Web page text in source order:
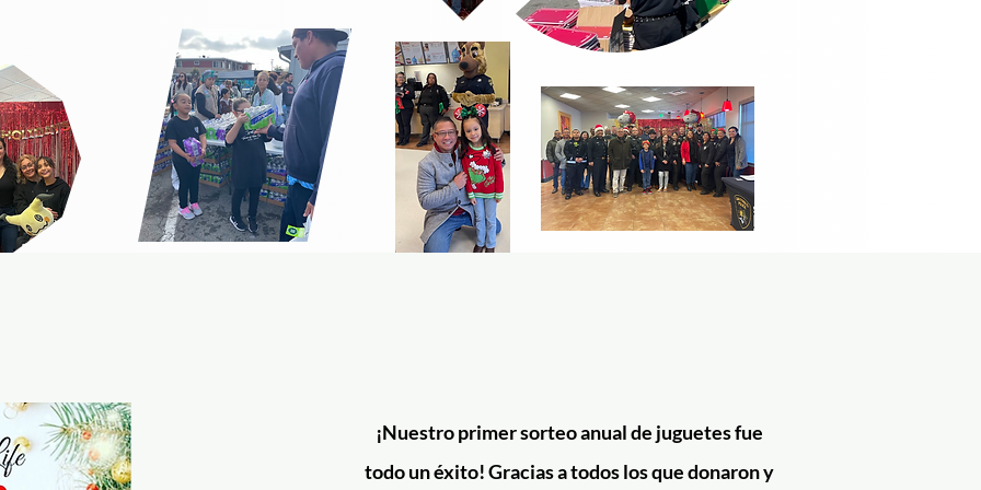
¡Nuestro primer sorteo anual de juguetes fue
todo un éxito! Gracias a todos los que donaron y